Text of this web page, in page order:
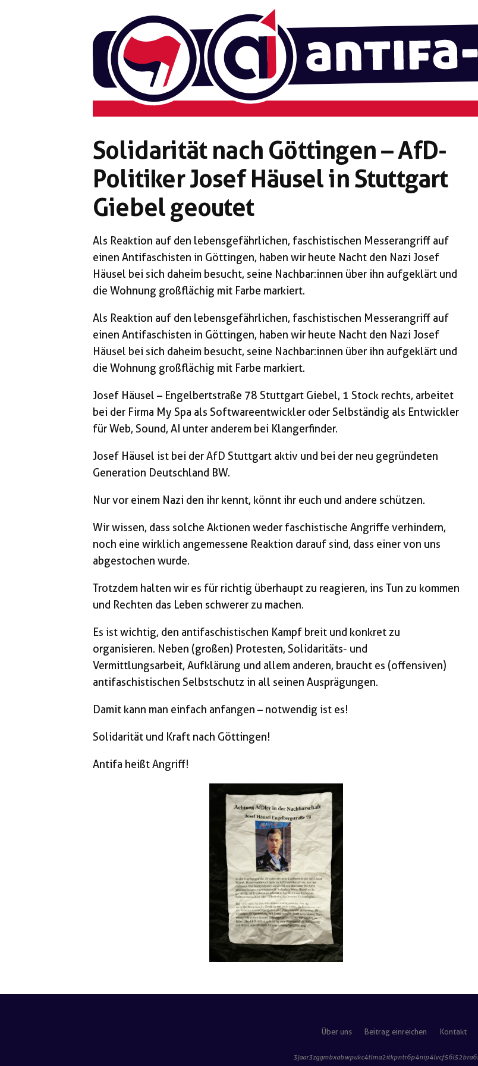
Solidarität nach Göttingen – AfD-
Politiker Josef Häusel in Stuttgart
Giebel geoutet
Als Reaktion auf den lebensgefährlichen, faschistischen Messerangriff auf
einen Antifaschisten in Göttingen, haben wir heute Nacht den Nazi Josef
Häusel bei sich daheim besucht, seine Nachbar:innen über ihn aufgeklärt und
die Wohnung großflächig mit Farbe markiert.
Als Reaktion auf den lebensgefährlichen, faschistischen Messerangriff auf
einen Antifaschisten in Göttingen, haben wir heute Nacht den Nazi Josef
Häusel bei sich daheim besucht, seine Nachbar:innen über ihn aufgeklärt und
die Wohnung großflächig mit Farbe markiert.
Josef Häusel – Engelbertstraße 78 Stuttgart Giebel, 1 Stock rechts, arbeitet
bei der Firma My Spa als Softwareentwickler oder Selbständig als Entwickler
für Web, Sound, AI unter anderem bei Klangerfinder.
Josef Häusel ist bei der AfD Stuttgart aktiv und bei der neu gegründeten
Generation Deutschland BW.
Nur vor einem Nazi den ihr kennt, könnt ihr euch und andere schützen.
Wir wissen, dass solche Aktionen weder faschistische Angriffe verhindern,
noch eine wirklich angemessene Reaktion darauf sind, dass einer von uns
abgestochen wurde.
Trotzdem halten wir es für richtig überhaupt zu reagieren, ins Tun zu kommen
und Rechten das Leben schwerer zu machen.
Es ist wichtig, den antifaschistischen Kampf breit und konkret zu
organisieren. Neben (großen) Protesten, Solidaritäts- und
Vermittlungsarbeit, Aufklärung und allem anderen, braucht es (offensiven)
antifaschistischen Selbstschutz in all seinen Ausprägungen.
Damit kann man einfach anfangen – notwendig ist es!
Solidarität und Kraft nach Göttingen!
Antifa heißt Angriff!
Über uns Beitrag einreichen Kontakt